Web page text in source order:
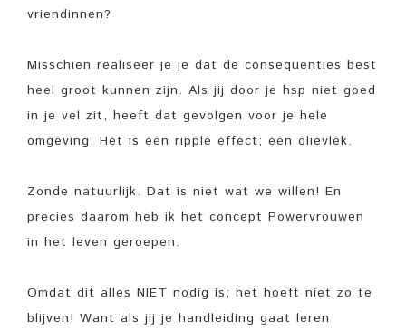
vriendinnen?
Misschien realiseer je je dat de consequenties best
heel groot kunnen zijn. Als jij door je hsp niet goed
in je vel zit, heeft dat gevolgen voor je hele
omgeving. Het is een ripple effect; een olievlek.
Zonde natuurlijk. Dat is niet wat we willen! En
precies daarom heb ik het concept Powervrouwen
in het leven geroepen.
Omdat dit alles NIET nodig is; het hoeft niet zo te
blijven! Want als jij je handleiding gaat leren